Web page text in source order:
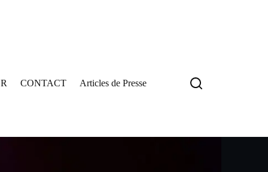
CONTACT Articles de Presse